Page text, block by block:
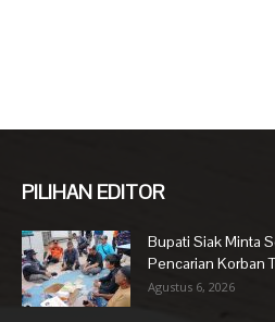
PILIHAN EDITOR
Bupati Siak Minta
Pencarian Korban
Agustus 6, 2026